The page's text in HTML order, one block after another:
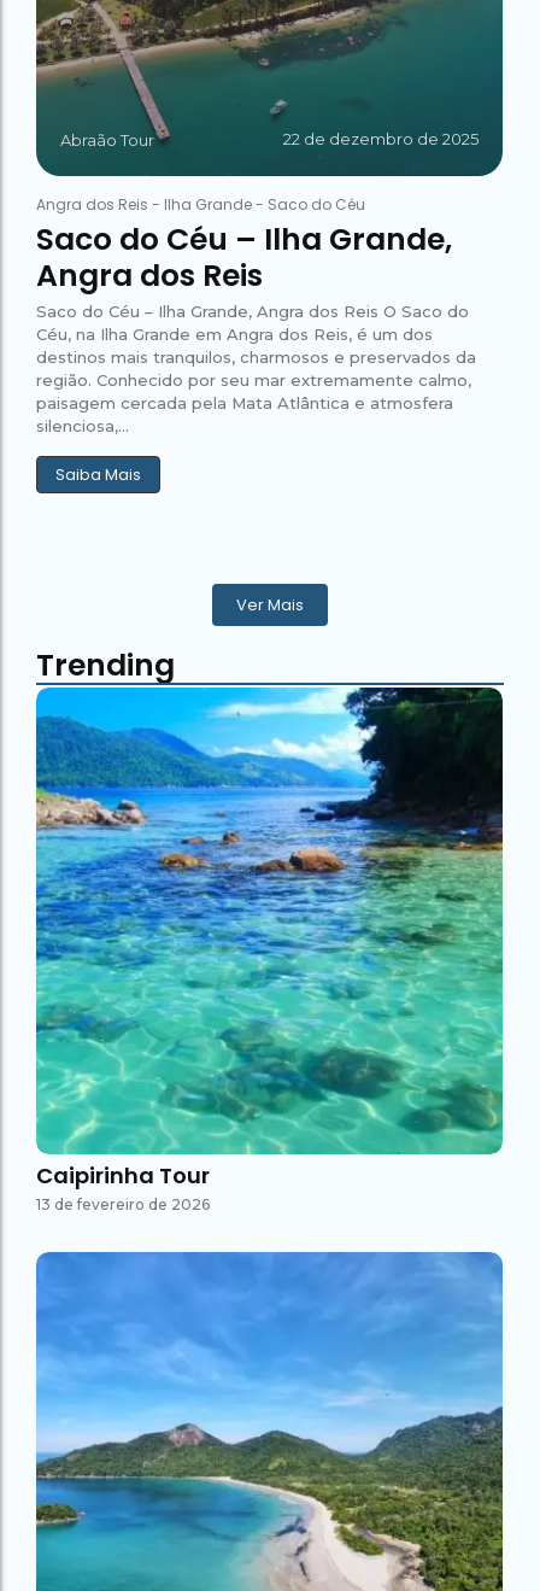
Abraão Tour 22 de dezembro de 2025
Angra dos Reis - Ilha Grande- Saco do Céu
Saco do Céu – Ilha Grande,
Angra dos Reis
Saco do Céu – Ilha Grande, Angra dos Reis O Saco do
Céu, na Ilha Grande em Angra dos Reis, é um dos
destinos mais tranquilos, charmosos e preservados da
região. Conhecido por seu mar extremamente calmo,
paisagem cercada pela Mata Atlântica e atmosfera
silenciosa,...
Saiba Mais
Ver Mais
Trending
Caipirinha Tour
13 de fevereiro de 2026